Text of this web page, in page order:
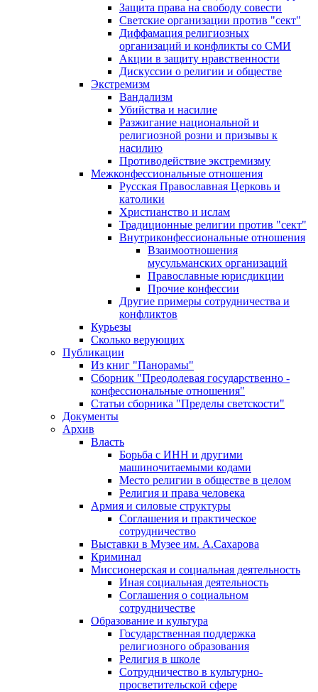
Защита права на свободу совести
Светские организации против "сект"
Диффамация религиозных
организаций и конфликты со СМИ
Акции в защиту нравственности
Дискуссии о религии и обществе
Экстремизм
Вандализм
Убийства и насилие
Разжигание национальной и
религиозной розни и призывы к
насилию
Противодействие экстремизму
Межконфессиональные отношения
Русская Православная Церковь и
католики
Христианство и ислам
Традиционные религии против "сект"
Внутриконфессиональные отношения
Взаимоотношения
мусульманских организаций
Православные юрисдикции
Прочие конфессии
Другие примеры сотрудничества и
конфликтов
Курьезы
Сколько верующих
Публикации
Из книг "Панорамы"
Сборник "Преодолевая государственно -
конфессиональные отношения"
Статьи сборника "Пределы светскости"
Документы
Архив
Власть
Борьба с ИНН и другими
машиночитаемыми кодами
Место религии в обществе в целом
Религия и права человека
Армия и силовые структуры
Соглашения и практическое
сотрудничество
Выставки в Музее им. А.Сахарова
Криминал
Миссионерская и социальная деятельность
Иная социальная деятельность
Соглашения о социальном
сотрудничестве
Образование и культура
Государственная поддержка
религиозного образования
Религия в школе
Сотрудничество в культурно-
просветительской сфере